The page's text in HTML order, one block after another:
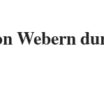
Webern